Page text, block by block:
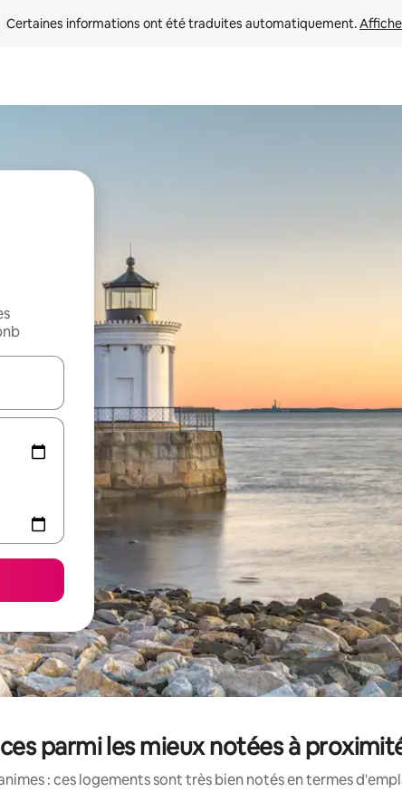
Certaines informations ont été traduites automatiquement.
flèches vers le haut et vers le bas pour les parcourir ou en appuyant
parmi les mieux notées à
: ces logements sont très bien notés en termes